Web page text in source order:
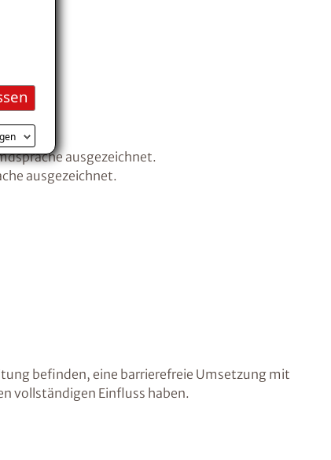
ausgezeichnet.
ausgezeichnet.
befinden, eine barrierefreie Umsetzung mit
vollständigen Einfluss haben.